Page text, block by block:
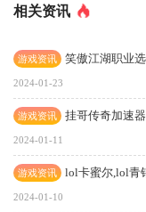
相关资讯
游戏资讯 笑傲江湖职业
2024-01-23
游戏资讯 挂哥传奇加速
2024-01-11
游戏资讯 lol卡蜜尔,lol青
2024-01-10